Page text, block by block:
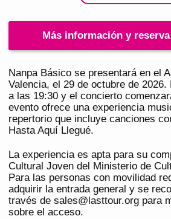
Más información y
Nanpa Básico se presentará en el
Valencia, el 29 de octubre de
a las 19:30 y el concierto
evento ofrece una experiencia
repertorio que incluye canciones
Hasta Aquí Llegué.
La experiencia es apta para su
Cultural Joven del Ministerio de
Para las personas con movilidad
adquirir la entrada general y se
través de sales@lasttour.org para
sobre el acceso.